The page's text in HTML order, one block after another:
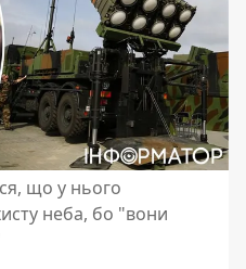
що у нього
неба, бо "вони